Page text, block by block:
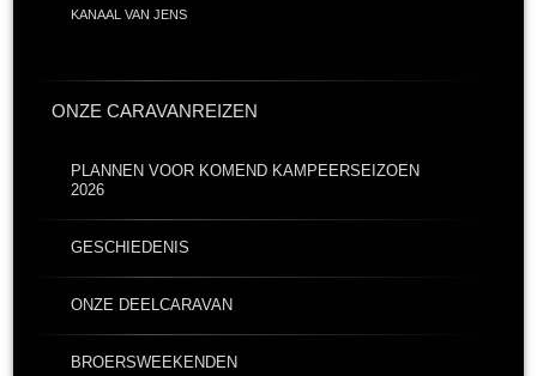
KANAAL VAN JENS
ONZE CARAVANREIZEN
PLANNEN VOOR KOMEND KAMPEERSEIZOEN
2026
GESCHIEDENIS
ONZE DEELCARAVAN
BROERSWEEKENDEN